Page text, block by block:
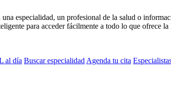
especialidad, un profesional de la salud o
para acceder fácilmente a todo lo que ofrece
al día Buscar especialidad Agenda tu cita